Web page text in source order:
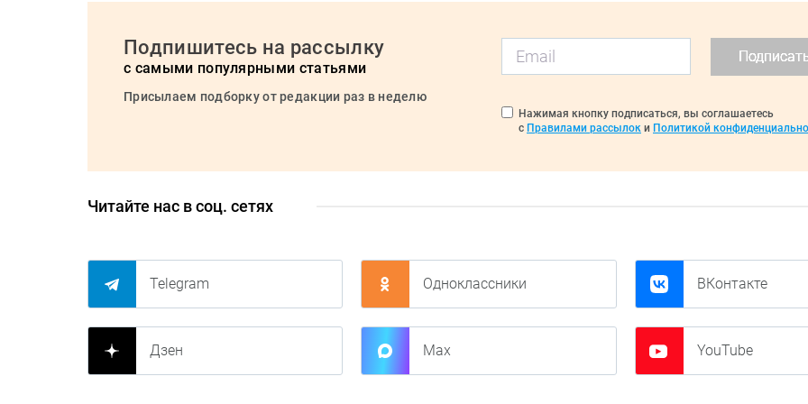
Подпишитесь на рассылку
с самыми популярными статьями
Присылаем подборку от редакции раз в неделю
Нажимая кнопку подписаться, вы соглашаетесь
с Правилами рассылок и Политикой
Читайте нас в соц. сетях
Telegram Одноклассники ВКонтакте
Дзен Max YouTube